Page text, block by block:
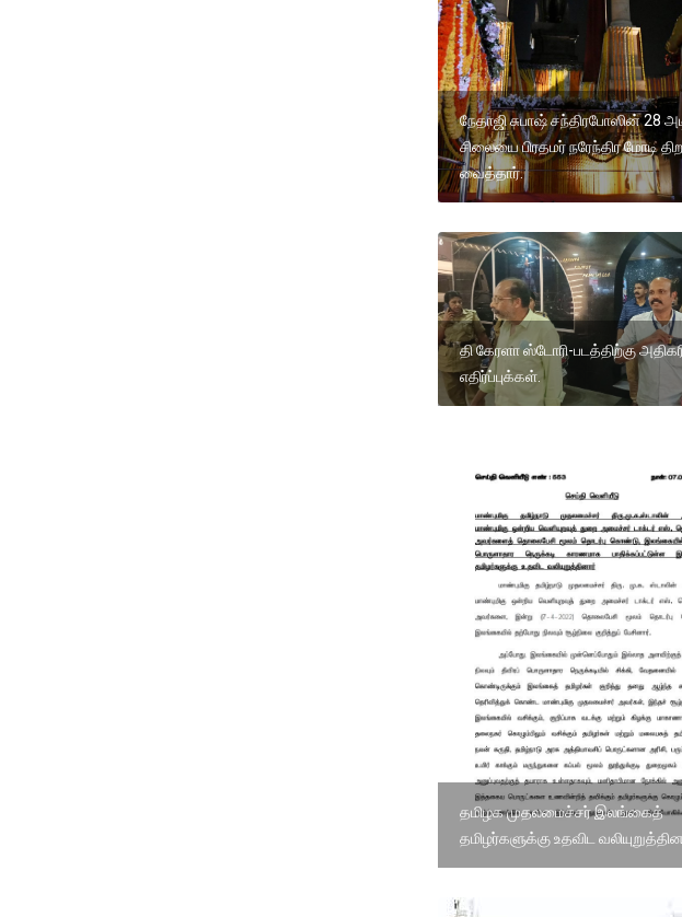
நேதாஜி சுபாஷ் சந்திரபோஸின் 28
சிலையை பிரதமர் நரேந்திர மோடி
வைத்தார்.
தி கேரளா ஸ்டோரி-படத்திற்கு
எதிர்ப்புக்கள்.
தமிழக முதலமைச்சர் இலங்கைத்
தமிழர்களுக்கு உதவிட